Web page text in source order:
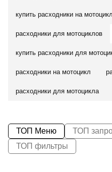
купить расходники на мотоцикл
расходники для мотоциклов
купить расходники для
расходники на мотоцикл
расходники для мотоцикла
ТОП Меню ТОП
ТОП фильтры